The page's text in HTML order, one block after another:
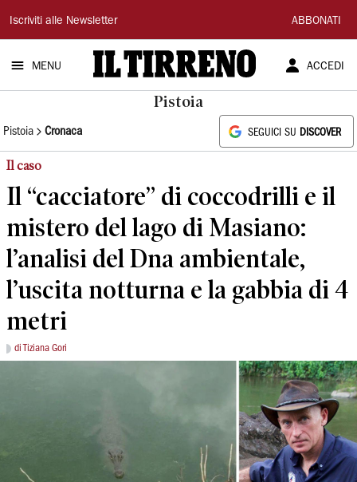
Il
Tirreno
Iscriviti alle Newsletter ABBONATI
MENU ACCEDI
Pistoia
Pistoia Cronaca SEGUICI SU DISCOVER
Il caso
Il “cacciatore” di coccodrilli e il
mistero del lago di Masiano:
l’analisi del Dna ambientale,
l’uscita notturna e la gabbia di 4
metri
di Tiziana Gori